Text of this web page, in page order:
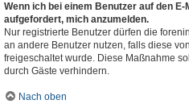
Wenn ich bei einem Benutzer auf den
aufgefordert, mich anzumelden.
Nur registrierte Benutzer dürfen die
an andere Benutzer nutzen, falls diese
freigeschaltet wurde. Diese Maßnahme
durch Gäste verhindern.
Nach oben